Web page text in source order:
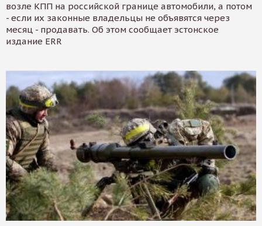
возле КПП на российской границе автомобили, а потом
- если их законные владельцы не объявятся через
месяц - продавать. Об этом сообщает эстонское
издание ERR